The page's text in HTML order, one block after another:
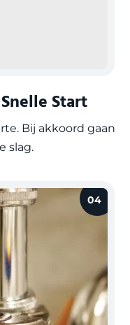
Start
Bij akkoord gaan
slag.
04